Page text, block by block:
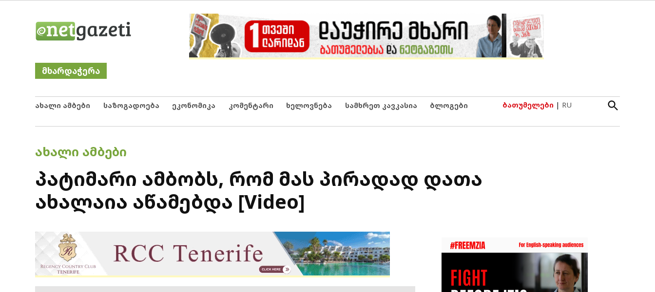
Netgazeti
მხარდაჭერა
ახალი ამბები საზოგადოება ეკონომიკა კომენტარი ხელოვნება სამხრეთ კავკასია ბლოგები ბათუმელები | RU
Open
Search
POSTED
ᲐᲮᲐᲚᲘ ᲐᲛᲑᲔᲑᲘ
პატიმარი ამბობს, რომ მას პირადად დათა
ახალაია აწამებდა [Video]